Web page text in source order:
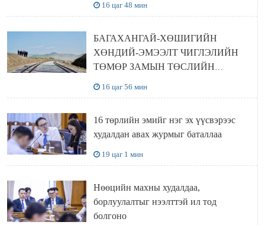
16 цаг 48 мин
БАГАХАНГАЙ-ХӨШИГИЙН
ХӨНДИЙ-ЭМЭЭЛТ ЧИГЛЭЛИЙН
ТӨМӨР ЗАМЫН ТӨСЛИЙН
16 цаг 56 мин
16 төрлийн эмийг нэг эх үүсвэрээс
худалдан авах журмыг баталлаа
19 цаг 1 мин
Нөөцийн махны худалдаа,
борлуулалтыг нээлттэй ил тод
болгоно